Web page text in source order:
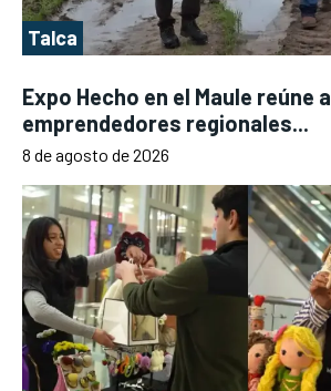
Talca
Expo Hecho en el Maule reúne a
emprendedores regionales...
8 de agosto de 2026